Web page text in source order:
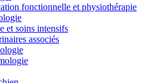
fonctionnelle et physiothérapie
et soins intensifs
associés